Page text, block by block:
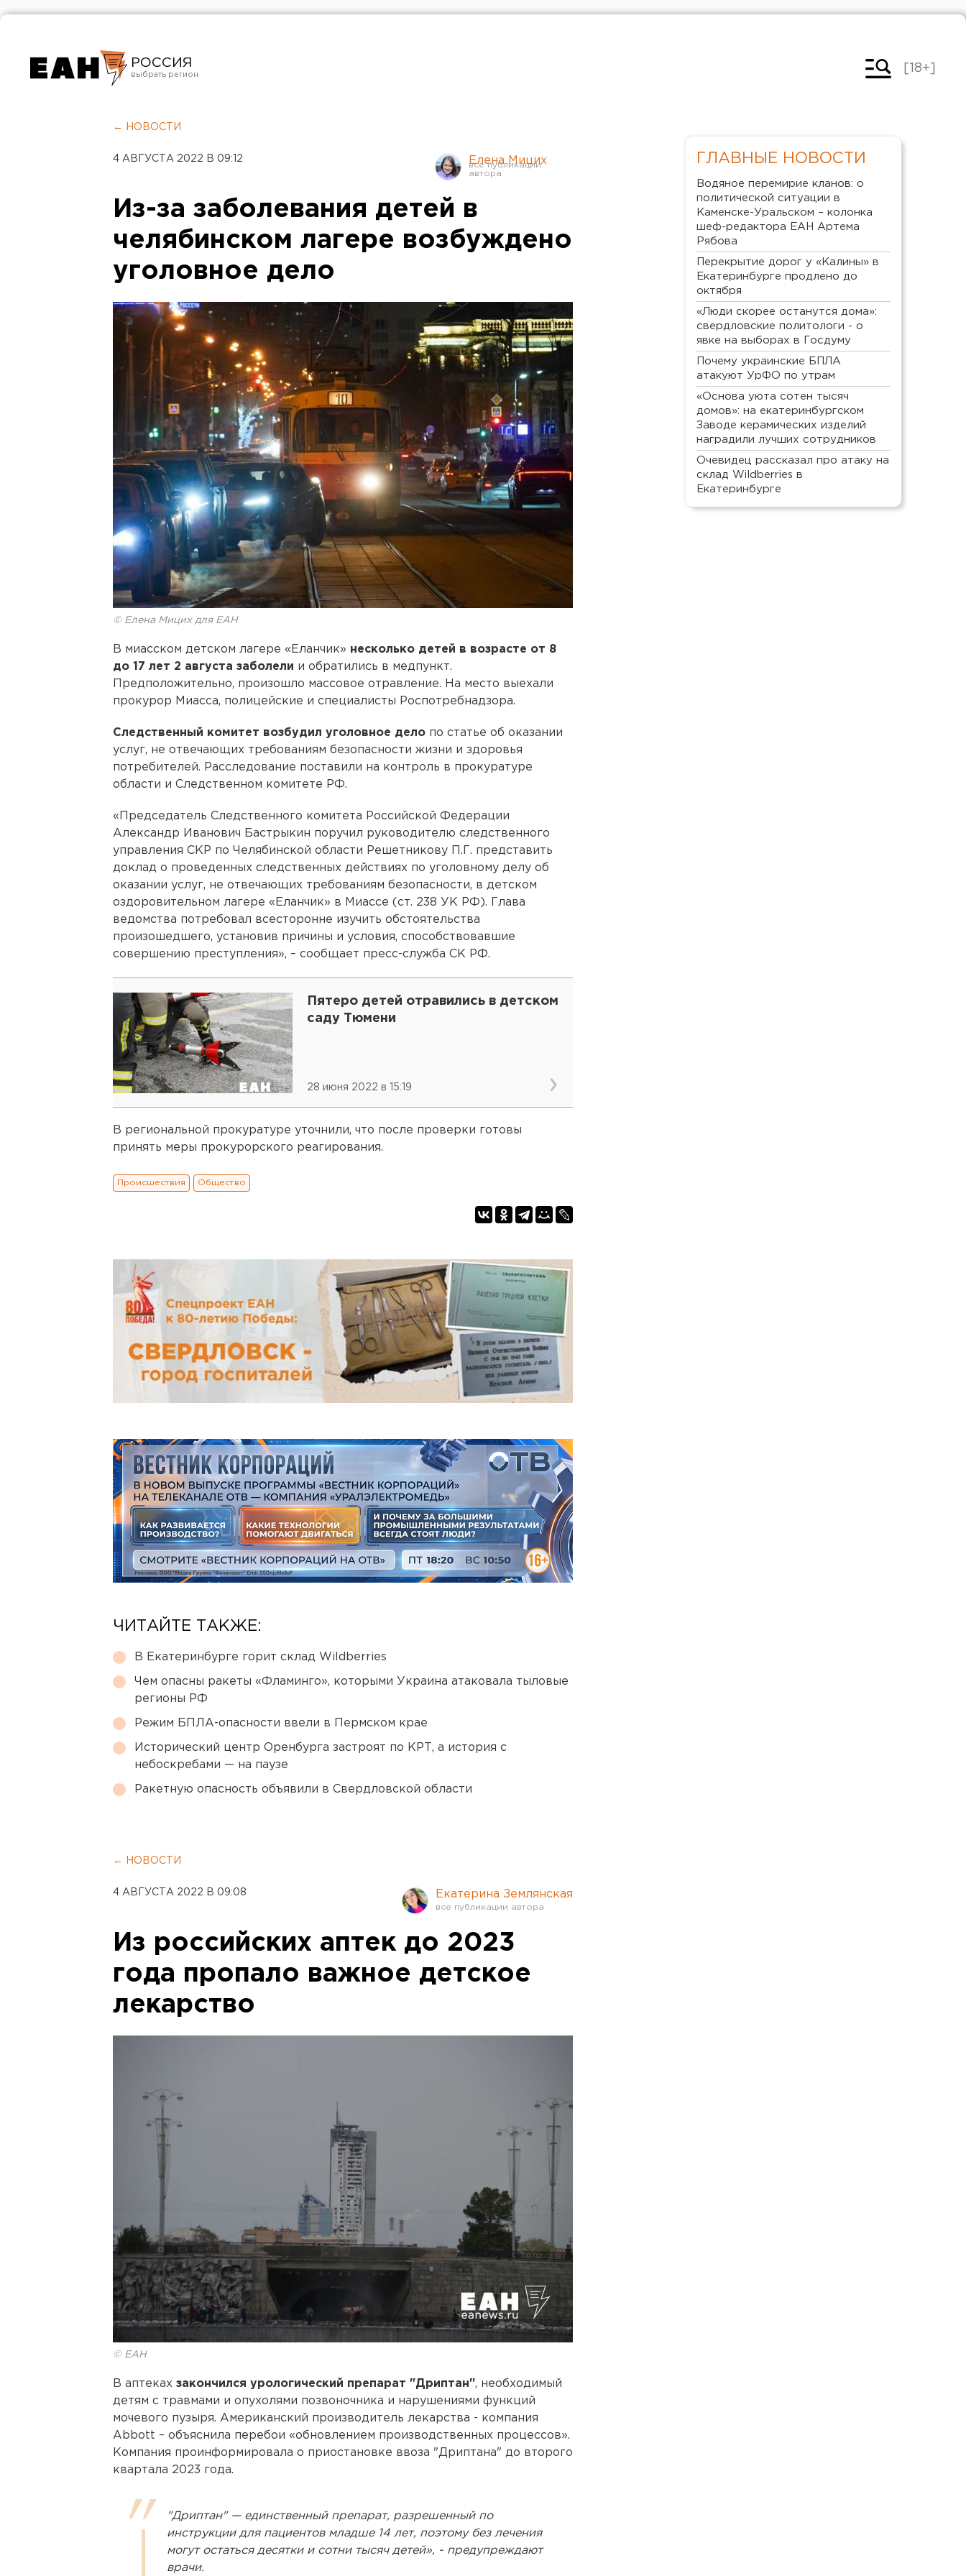
РОССИЯ
Челябинск
[18+]
← НОВОСТИ
4 АВГУСТА 2022 В 09:12 Елена Мицих
Из-за заболевания детей в
челябинском лагере возбуждено
уголовное дело
© Елена Мицих для ЕАН
В миасском детском лагере «Еланчик» несколько детей в возрасте от 8
до 17 лет 2 августа заболели и обратились в медпункт.
Предположительно, произошло массовое отравление. На место выехали
прокурор Миасса, полицейские и специалисты Роспотребнадзора.
Следственный комитет возбудил уголовное дело по статье об оказании
услуг, не отвечающих требованиям безопасности жизни и здоровья
потребителей. Расследование поставили на контроль в прокуратуре
области и Следственном комитете РФ.
«Председатель Следственного комитета Российской Федерации
Александр Иванович Бастрыкин поручил руководителю следственного
управления СКР по Челябинской области Решетникову П.Г. представить
доклад о проведенных следственных действиях по уголовному делу об
оказании услуг, не отвечающих требованиям безопасности, в детском
оздоровительном лагере «Еланчик» в Миассе (ст. 238 УК РФ). Глава
ведомства потребовал всесторонне изучить обстоятельства
произошедшего, установив причины и условия, способствовавшие
совершению преступления», – сообщает пресс-служба СК РФ.
Пятеро детей отравились в детском
саду Тюмени
28 июня 2022 в 15:19
В региональной прокуратуре уточнили, что после проверки готовы
принять меры прокурорского реагирования.
Происшествия Общество
ЧИТАЙТЕ ТАКЖЕ:
В Екатеринбурге горит склад Wildberries
Чем опасны ракеты «Фламинго», которыми Украина атаковала тыловые
регионы РФ
Режим БПЛА-опасности ввели в Пермском крае
Исторический центр Оренбурга застроят по КРТ, а история с
небоскребами — на паузе
Ракетную опасность объявили в Свердловской области
← НОВОСТИ
4 АВГУСТА 2022 В 09:08 Екатерина Землянская
Из российских аптек до 2023
года пропало важное детское
лекарство
© ЕАН
В аптеках закончился урологический препарат "Дриптан", необходимый
детям с травмами и опухолями позвоночника и нарушениями функций
мочевого пузыря. Американский производитель лекарства - компания
Abbott – объяснила перебои «обновлением производственных процессов».
Компания проинформировала о приостановке ввоза "Дриптана" до второго
квартала 2023 года.
"Дриптан" — единственный препарат, разрешенный по
инструкции для пациентов младше 14 лет, поэтому без лечения
могут остаться десятки и сотни тысяч детей», - предупреждают
врачи.
ГЛАВНЫЕ НОВОСТИ
Водяное перемирие кланов: о
политической ситуации в
Каменске-Уральском – колонка
шеф-редактора ЕАН Артема
Рябова
Перекрытие дорог у «Калины» в
Екатеринбурге продлено до
октября
«Люди скорее останутся дома»:
свердловские политологи - о
явке на выборах в Госдуму
Почему украинские БПЛА
атакуют УрФО по утрам
«Основа уюта сотен тысяч
домов»: на екатеринбургском
Заводе керамических изделий
наградили лучших сотрудников
Очевидец рассказал про атаку на
склад Wildberries в
Екатеринбурге